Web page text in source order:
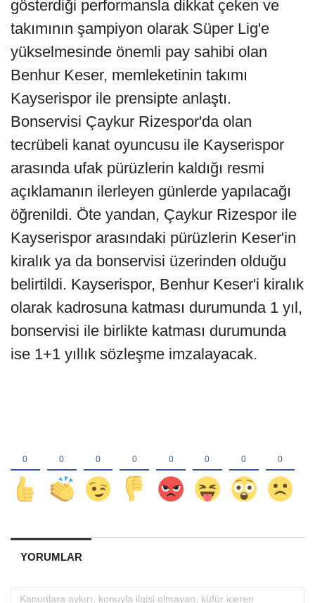
gösterdiği performansla dikkat çeken ve
takımının şampiyon olarak Süper Lig'e
yükselmesinde önemli pay sahibi olan
Benhur Keser, memleketinin takımı
Kayserispor ile prensipte anlaştı.
Bonservisi Çaykur Rizespor'da olan
tecrübeli kanat oyuncusu ile Kayserispor
arasında ufak pürüzlerin kaldığı resmi
açıklamanın ilerleyen günlerde yapılacağı
öğrenildi. Öte yandan, Çaykur Rizespor ile
Kayserispor arasındaki pürüzlerin Keser'in
kiralık ya da bonservisi üzerinden olduğu
belirtildi. Kayserispor, Benhur Keser'i kiralık
olarak kadrosuna katması durumunda 1 yıl,
bonservisi ile birlikte katması durumunda
ise 1+1 yıllık sözleşme imzalayacak.
YORUMLAR